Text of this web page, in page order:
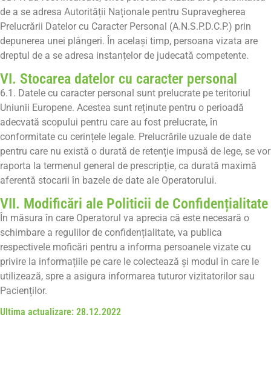
de a se adresa Autorității Naționale pentru Supravegherea
Prelucrării Datelor cu Caracter Personal (A.N.S.P.D.C.P.) prin
depunerea unei plângeri. În același timp, persoana vizata are
dreptul de a se adresa instanțelor de judecată competente.
VI. Stocarea datelor cu caracter personal
6.1. Datele cu caracter personal sunt prelucrate pe teritoriul
Uniunii Europene. Acestea sunt reținute pentru o perioadă
adecvată scopului pentru care au fost prelucrate, în
conformitate cu cerințele legale. Prelucrările uzuale de date
pentru care nu există o durată de retenție impusă de lege, se vor
raporta la termenul general de prescripție, ca durată maximă
aferentă stocarii în bazele de date ale Operatorului.
VII. Modificări ale Politicii de Confidențialitate
În măsura în care Operatorul va aprecia că este necesară o
schimbare a regulilor de confidențialitate, va publica
respectivele moficări pentru a informa persoanele vizate cu
privire la informațiile pe care le colectează și modul în care le
utilizează, spre a asigura informarea tuturor vizitatorilor sau
Pacienților.
Ultima actualizare: 28.12.2022